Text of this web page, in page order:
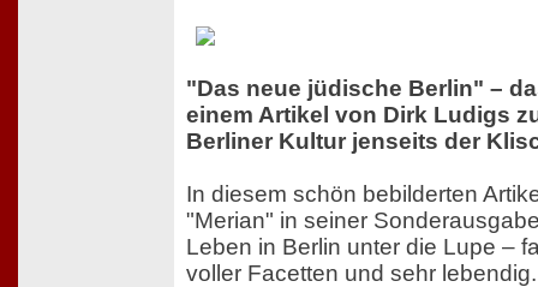
"Das neue jüdische Berlin" –
einem Artikel von Dirk Ludigs
Berliner Kultur jenseits der
In diesem schön bebilderten
"Merian" in seiner
Leben in Berlin unter die Lupe –
voller Facetten und sehr lebendig.